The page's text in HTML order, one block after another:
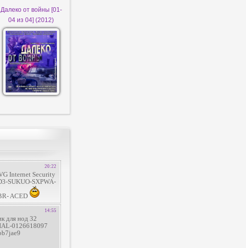
Далеко от войны [01-
04 из 04] (2012)